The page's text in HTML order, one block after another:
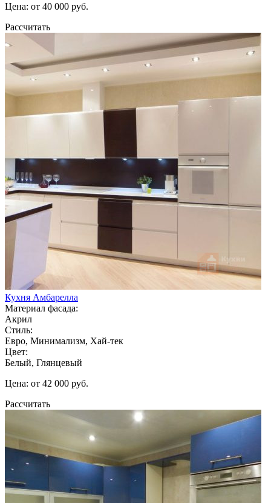
Цена: от 40 000 руб.
Рассчитать
Кухня Амбарелла
Материал фасада:
Акрил
Стиль:
Евро, Минимализм, Хай-тек
Цвет:
Белый, Глянцевый
Цена: от 42 000 руб.
Рассчитать